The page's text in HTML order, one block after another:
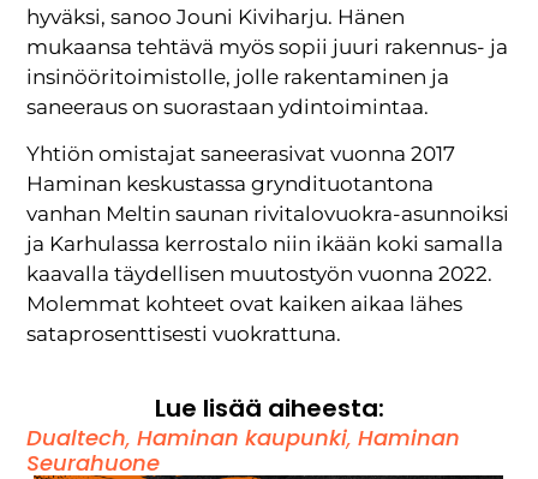
hyväksi, sanoo Jouni Kiviharju. Hänen
mukaansa tehtävä myös sopii juuri rakennus- ja
insinööritoimistolle, jolle rakentaminen ja
saneeraus on suorastaan ydintoimintaa.
Yhtiön omistajat saneerasivat vuonna 2017
Haminan keskustassa gryndituotantona
vanhan Meltin saunan rivitalovuokra-asunnoiksi
ja Karhulassa kerrostalo niin ikään koki samalla
kaavalla täydellisen muutostyön vuonna 2022.
Molemmat kohteet ovat kaiken aikaa lähes
sataprosenttisesti vuokrattuna.
Lue lisää aiheesta:
Dualtech,Haminan kaupunki,Haminan
Seurahuone